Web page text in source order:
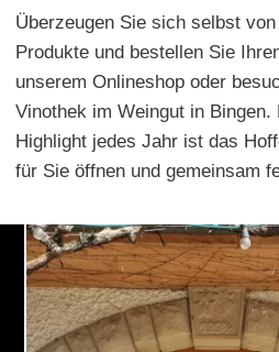
Überzeugen Sie sich selbst
Produkte und bestellen Sie
unserem Onlineshop oder
Vinothek im Weingut in Bingen.
Highlight jedes Jahr ist das
für Sie öffnen und gemeinsam